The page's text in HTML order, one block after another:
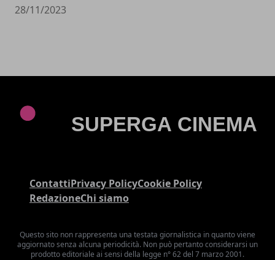
28/11/2023
ContattiPrivacy PolicyCookie Policy
RedazioneChi siamo
Questo sito non rappresenta una testata giornalistica in quanto viene
aggiornato senza alcuna periodicità. Non può pertanto considerarsi un
prodotto editoriale ai sensi della legge n° 62 del 7 marzo 2001.